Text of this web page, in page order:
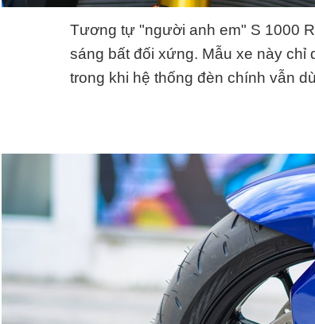
Tương tự "người anh em" S 1000
sáng bất đối xứng. Mẫu xe này chỉ
trong khi hệ thống đèn chính vẫn